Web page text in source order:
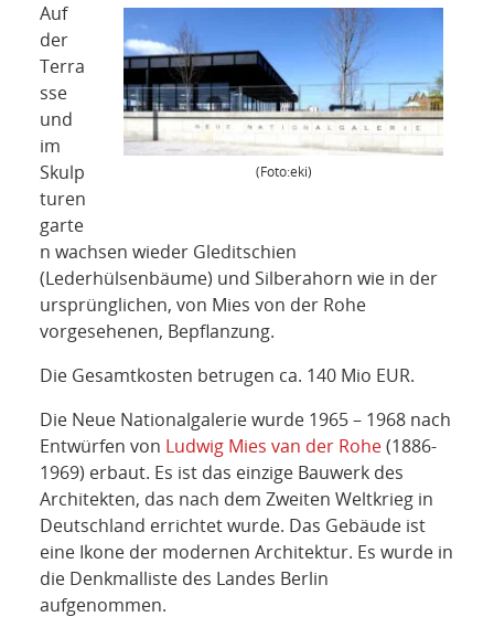
(Foto:eki)
Auf
der
Terra
sse
und
im
Skulp
turen
garte
n wachsen wieder Gleditschien
(Lederhülsenbäume) und Silberahorn wie in der
ursprünglichen, von Mies von der Rohe
vorgesehenen, Bepflanzung.
Die Gesamtkosten betrugen ca. 140 Mio EUR.
Die Neue Nationalgalerie wurde 1965 – 1968 nach
Entwürfen von Ludwig Mies van der Rohe(1886-
1969) erbaut. Es ist das einzige Bauwerk des
Architekten, das nach dem Zweiten Weltkrieg in
Deutschland errichtet wurde. Das Gebäude ist
eine Ikone der modernen Architektur. Es wurde in
die Denkmalliste des Landes Berlin
aufgenommen.